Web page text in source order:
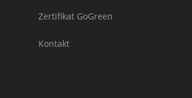
Zertifikat GoGreen
Kontakt